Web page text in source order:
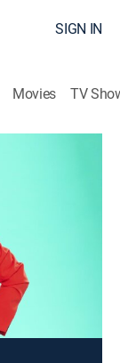
SIGN IN
Movies TV
de
con
DIRECTV